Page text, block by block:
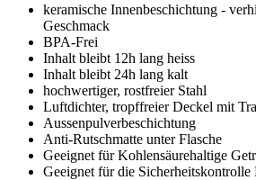
keramische Innenbeschichtung -
Geschmack
BPA-Frei
Inhalt bleibt 12h lang heiss
Inhalt bleibt 24h lang kalt
hochwertiger, rostfreier Stahl
Luftdichter, tropffreier Deckel mit
Aussenpulverbeschichtung
Anti-Rutschmatte unter Flasche
Geeignet für Kohlensäurehaltige
Geeignet für die Sicherheitskontrolle